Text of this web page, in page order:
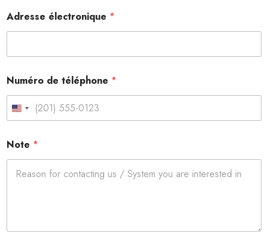
Adresse électronique *
Numéro de téléphone *
United States +1
Note *